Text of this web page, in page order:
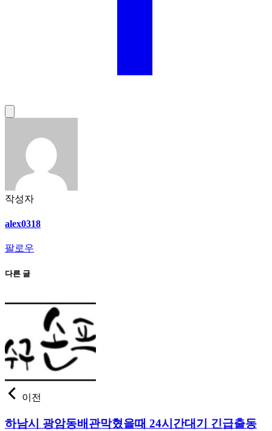
작성자
alex0318
팔로우
다른 글
이전
하남시 광암동배관막혔을때 24시간대기 긴급출동